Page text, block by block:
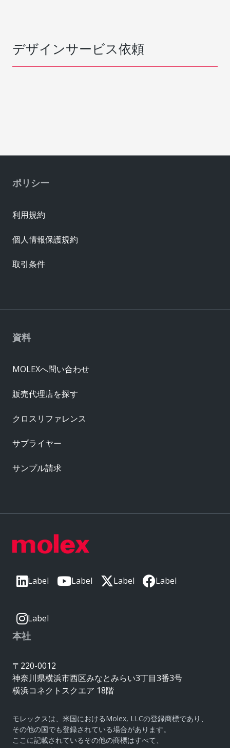
デザインサービス依頼
Label Label Label Label
Label
本社
〒220-0012
神奈川県横浜市西区みなとみらい3丁目3番3号
横浜コネクトスクエア 18階
モレックスは、米国におけるMolex, LLCの登録商標であり、
その他の国でも登録されている場合があります。
ここに記載されているその他の商標はすべて、
資料
MOLEXへ問い合わせ
販売代理店を探す
クロスリファレンス
サプライヤー
サンプル請求
ポリシー
利用規約
個人情報保護規約
取引条件